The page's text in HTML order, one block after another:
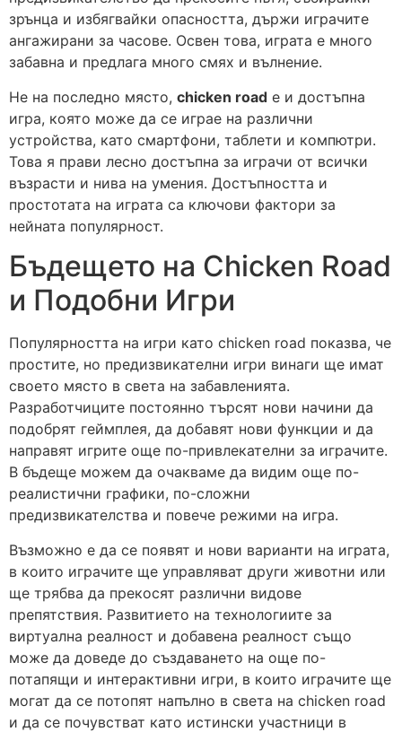
зрънца и избягвайки опасността, държи играчите
ангажирани за часове. Освен това, играта е много
забавна и предлага много смях и вълнение.
Не на последно място, chicken road е и достъпна
игра, която може да се играе на различни
устройства, като смартфони, таблети и компютри.
Това я прави лесно достъпна за играчи от всички
възрасти и нива на умения. Достъпността и
простотата на играта са ключови фактори за
нейната популярност.
Бъдещето на Chicken Road
и Подобни Игри
Популярността на игри като chicken road показва, че
простите, но предизвикателни игри винаги ще имат
своето място в света на забавленията.
Разработчиците постоянно търсят нови начини да
подобрят геймплея, да добавят нови функции и да
направят игрите още по-привлекателни за играчите.
В бъдеще можем да очакваме да видим още по-
реалистични графики, по-сложни
предизвикателства и повече режими на игра.
Възможно е да се появят и нови варианти на играта,
в които играчите ще управляват други животни или
ще трябва да прекосят различни видове
препятствия. Развитието на технологиите за
виртуална реалност и добавена реалност също
може да доведе до създаването на още по-
потапящи и интерактивни игри, в които играчите ще
могат да се потопят напълно в света на chicken road
и да се почувстват като истински участници в